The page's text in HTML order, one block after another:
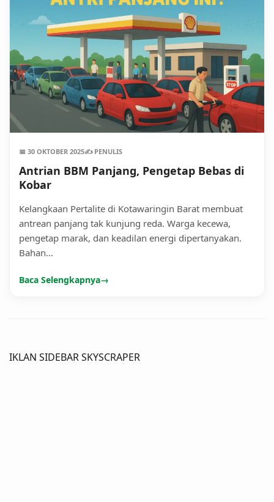
📅 30 OKTOBER 2025✍️ PENULIS
Antrian BBM Panjang, Pengetap Bebas di
Kobar
Kelangkaan Pertalite di Kotawaringin Barat membuat
antrean panjang tak kunjung reda. Warga kecewa,
pengetap marak, dan keadilan energi dipertanyakan.
Bahan...
Baca Selengkapnya→
IKLAN SIDEBAR SKYSCRAPER